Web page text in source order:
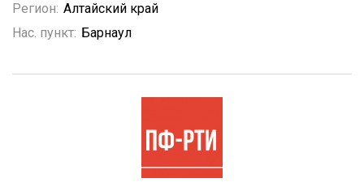
Регион: Алтайский край
Нас. пункт: Барнаул